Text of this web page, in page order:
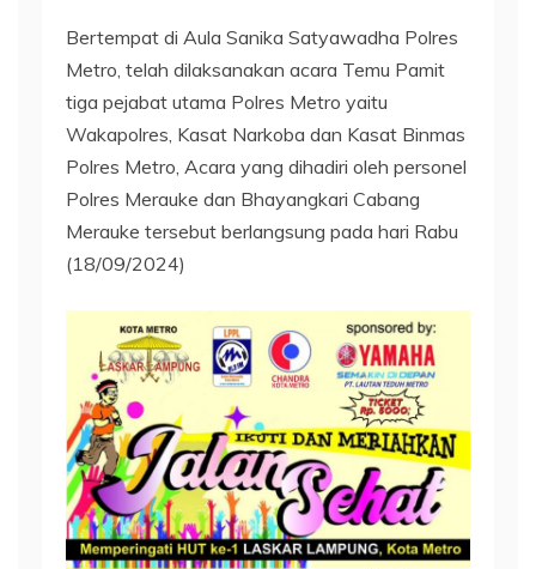
Bertempat di Aula Sanika Satyawadha Polres
Metro, telah dilaksanakan acara Temu Pamit
tiga pejabat utama Polres Metro yaitu
Wakapolres, Kasat Narkoba dan Kasat Binmas
Polres Metro, Acara yang dihadiri oleh personel
Polres Merauke dan Bhayangkari Cabang
Merauke tersebut berlangsung pada hari Rabu
(18/09/2024)